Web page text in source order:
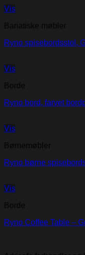
Vis
Bariatiske møbler
Ryno spisebordsstol,
Vis
Borde
Ryno bord, farvet
Vis
Børnemøbler
Ryno børne
Vis
Borde
Ryno Coffee Table –